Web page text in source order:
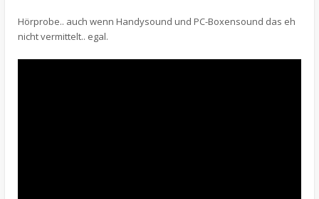
Hörprobe.. auch wenn Handysound und PC-Boxensound das eh
nicht vermittelt.. egal.